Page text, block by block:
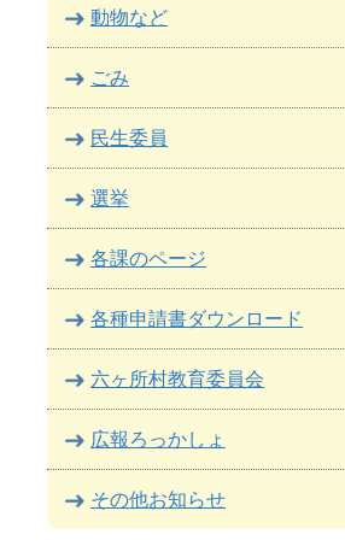
動物など
ごみ
民生委員
選挙
各課のページ
各種申請書ダウンロード
六ヶ所村教育委員会
広報ろっかしょ
その他お知らせ